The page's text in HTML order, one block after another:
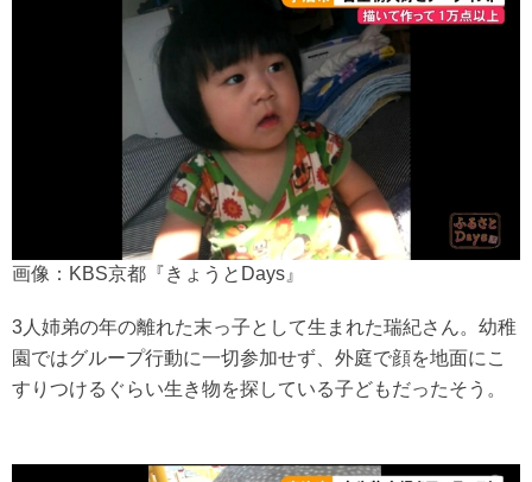
画像：KBS京都『きょうとDays』
3人姉弟の年の離れた末っ子として生まれた瑞紀さん。幼稚
園ではグループ行動に一切参加せず、外庭で顔を地面にこ
すりつけるぐらい生き物を探している子どもだったそう。